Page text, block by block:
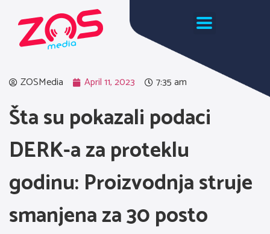
ZOSMedia April 11, 2023 7:35 am
Šta su pokazali podaci
DERK-a za proteklu
godinu: Proizvodnja struje
smanjena za 30 posto